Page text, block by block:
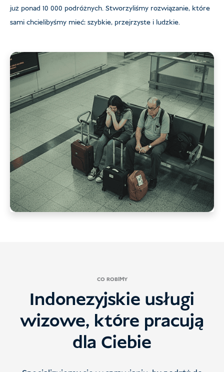
już ponad 10 000 podróżnych. Stworzyliśmy rozwiązanie, które
sami chcielibyśmy mieć: szybkie, przejrzyste i ludzkie.
CO ROBIMY
Indonezyjskie usługi
wizowe, które pracują
dla Ciebie